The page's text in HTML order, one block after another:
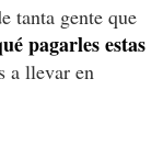
tanta gente que
pagarles estas
a llevar en